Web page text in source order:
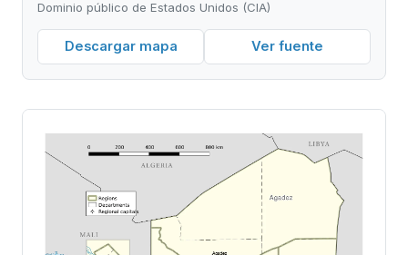
Dominio público de Estados Unidos (CIA)
Descargar mapa Ver fuente